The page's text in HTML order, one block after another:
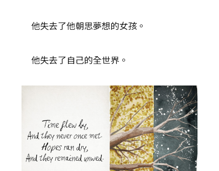
他失去了他朝思夢想的女孩。
他失去了自己的全世界。